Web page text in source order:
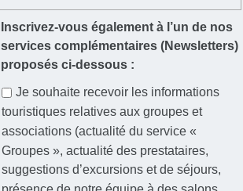
Inscrivez-vous également à l’un de nos
services complémentaires (Newsletters)
proposés ci-dessous :
Je souhaite recevoir les informations
touristiques relatives aux groupes et
associations (actualité du service «
Groupes », actualité des prestataires,
suggestions d’excursions et de séjours,